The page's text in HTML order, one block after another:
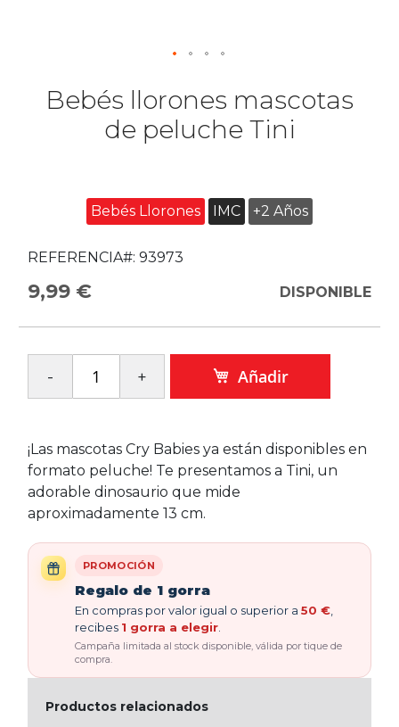
Bebés llorones mascotas
de peluche Tini
Bebés Llorones IMC +2 Años
REFERENCIA#: 93973
9,99 € DISPONIBLE
Añadir
¡Las mascotas Cry Babies ya están disponibles en
formato peluche! Te presentamos a Tini, un
adorable dinosaurio que mide
aproximadamente 13 cm.
PROMOCIÓN
Regalo de 1 gorra
En compras por valor igual o superior a 50 €
recibes 1 gorra a elegir
Campaña limitada al stock disponible, válida por tique de
compra.
Productos relacionados